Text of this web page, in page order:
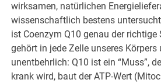
wirksamen, natürlichen
wissenschaftlich bestens
ist Coenzym Q10 genau der richtige
gehört in jede Zelle unseres
unentbehrlich: Q10 ist ein “Muss”,
krank wird, baut der ATP-Wert